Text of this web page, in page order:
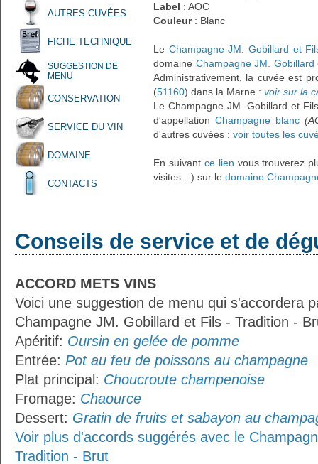
AUTRES CUVÉES
FICHE TECHNIQUE
SUGGESTION DE
MENU
CONSERVATION
SERVICE DU VIN
DOMAINE
CONTACTS
Label : AOC
Couleur: Blanc
Le Champagne JM. Gobillard et
domaine Champagne JM. Gobillard
Administrativement, la cuvée est
(51160) dans la Marne : voir sur la
Le Champagne JM. Gobillard et
d'appellation Champagne blanc
d'autres cuvées : voir toutes les
En suivant ce lien vous trouverez
visites…) sur le domaine
Conseils de service et de
ACCORD METS VINS
Voici une suggestion de menu qui s'accordera
Champagne JM. Gobillard et Fils - Tradition -
Apéritif: Oursin en gelée de pomme
Entrée: Pot au feu de poissons au champagne
Plat principal: Choucroute champenoise
Fromage: Chaource
Dessert: Gratin de fruits et sabayon au
Voir plus d'accords suggérés avec le
Tradition - Brut